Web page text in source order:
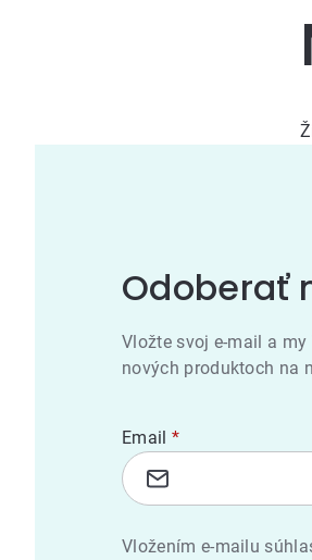
Odoberať
Vložte svoj e-mail a
nových produktoch na
Email
Vložením e-mailu